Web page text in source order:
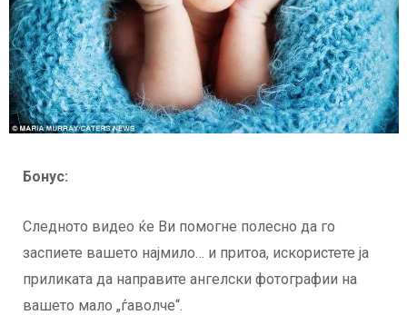
Бонус:
Следното видео ќе Ви помогне полесно да го
заспиете вашето најмило… и притоа, искористете ја
приликата да направите ангелски фотографии на
вашето мало „ѓаволче“.